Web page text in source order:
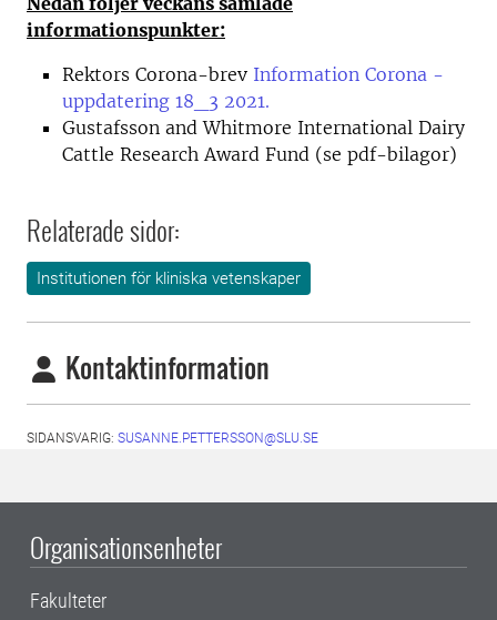
informationspunkter:
Rektors Corona-brev Information Corona -
uppdatering 18_3 2021.
Gustafsson and Whitmore International Dairy
Cattle Research Award Fund (se pdf-bilagor)
Relaterade sidor:
Institutionen för kliniska vetenskaper
Kontaktinformation
SIDANSVARIG: SUSANNE.PETTERSSON@SLU.SE
Organisationsenheter
Fakulteter